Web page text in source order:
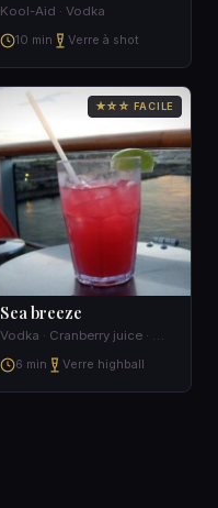
Kool-Aid · Vodka
10 min
Verre à shot
★☆☆ FACILE
Sea breeze
Vodka · Cranberry juice · Grapefruit juice
6 min
Verre highball